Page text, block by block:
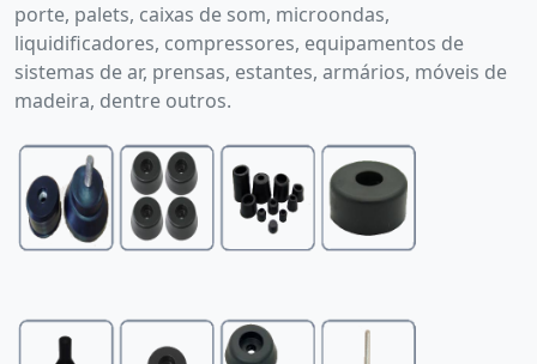
porte, palets, caixas de som, microondas,
liquidificadores, compressores, equipamentos de
sistemas de ar, prensas, estantes, armários, móveis de
madeira, dentre outros.